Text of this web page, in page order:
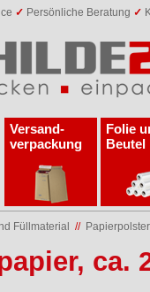
✓ Persönliche Beratung ✓
Versand­
verpackung
Folie
Beutel
Füllmaterial // Papierpolster
ca.